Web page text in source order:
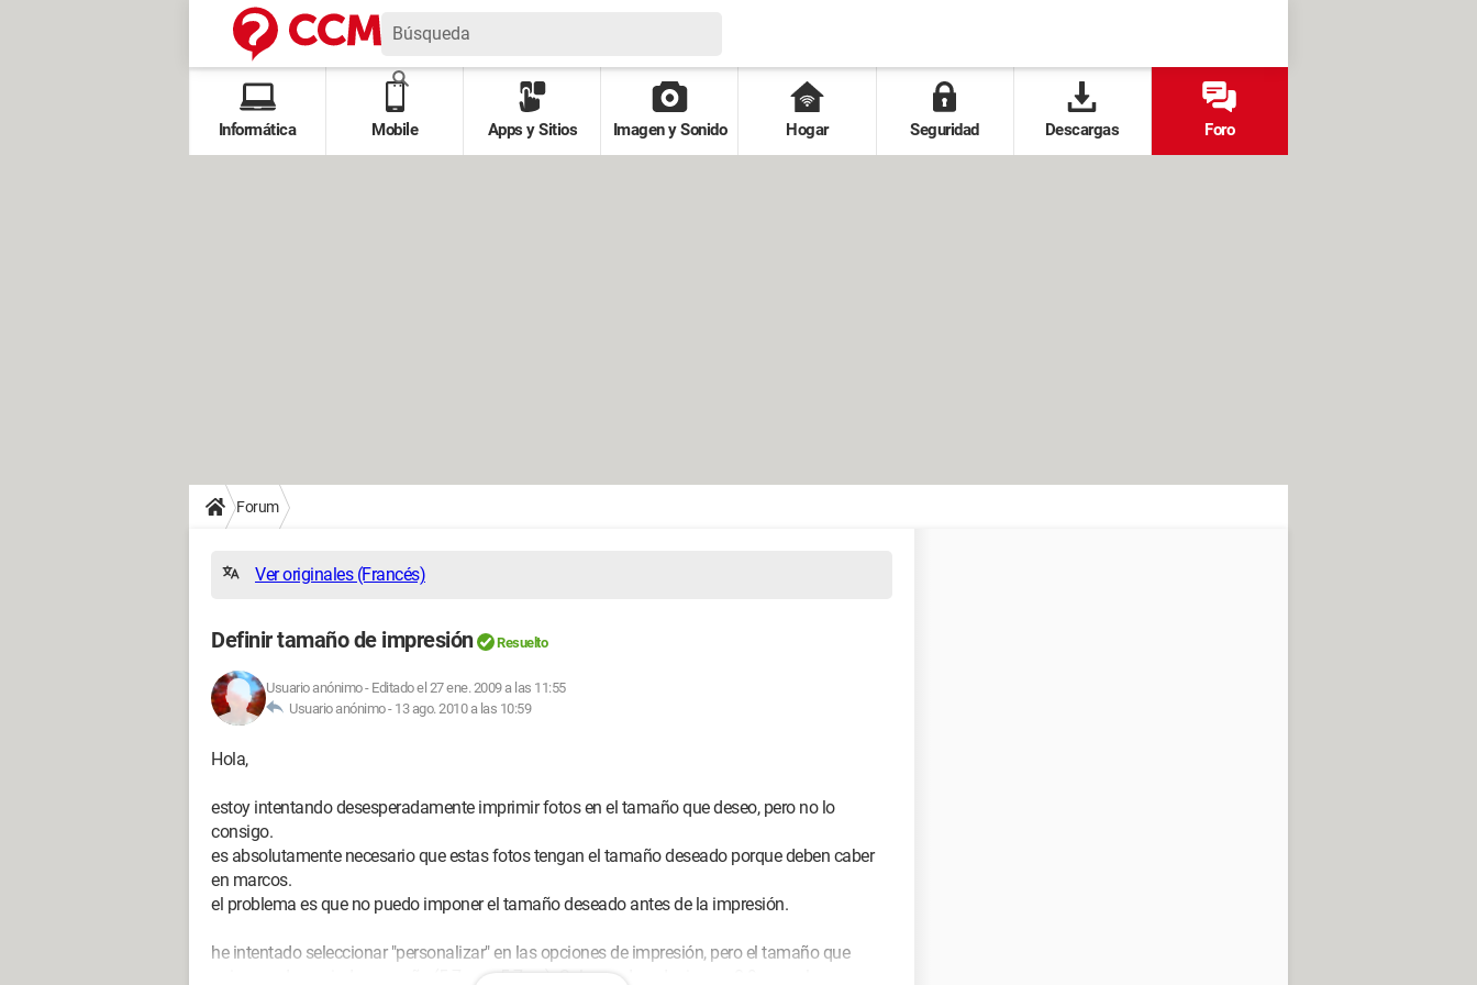
Informática Mobile Apps y Sitios Imagen y Sonido Hogar Seguridad Descargas Foro
Forum
Ver originales (Francés)
Definir tamaño de impresión Resuelto
Usuario anónimo- Editado el 27 ene. 2009 a las 11:55
Usuario anónimo - 13 ago. 2010 a las 10:59
Hola,
estoy intentando desesperadamente imprimir fotos en el tamaño que deseo, pero no lo
consigo.
es absolutamente necesario que estas fotos tengan el tamaño deseado porque deben caber
en marcos.
el problema es que no puedo imponer el tamaño deseado antes de la impresión.
he intentado seleccionar "personalizar" en las opciones de impresión, pero el tamaño que
quiero es demasiado pequeño (5.7cm x 5.7cm). Solo puedo reducirme a 8.9cm en las